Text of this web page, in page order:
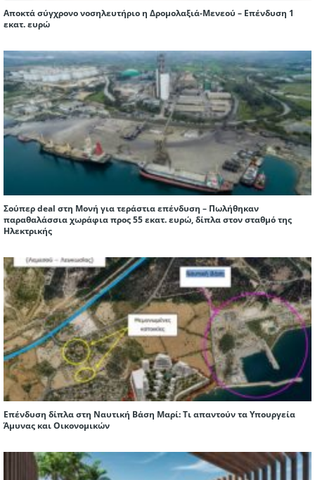
Αποκτά σύγχρονο νοσηλευτήριο η Δρομολαξιά-Μενεού – Επένδυση 1
εκατ. ευρώ
Σούπερ deal στη Μονή για τεράστια επένδυση – Πωλήθηκαν
παραθαλάσσια χωράφια προς 55 εκατ. ευρώ, δίπλα στον σταθμό της
Ηλεκτρικής
Επένδυση δίπλα στη Ναυτική Βάση Μαρί: Τι απαντούν τα Υπουργεία
Άμυνας και Οικονομικών